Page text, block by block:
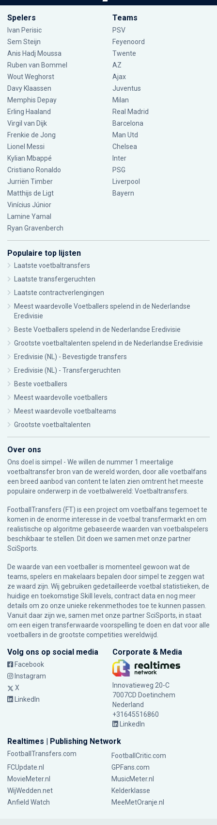
Spelers
Ivan Perisic
Sem Steijn
Anis Hadj Moussa
Ruben van Bommel
Wout Weghorst
Davy Klaassen
Memphis Depay
Erling Haaland
Virgil van Dijk
Frenkie de Jong
Lionel Messi
Kylian Mbappé
Cristiano Ronaldo
Jurriën Timber
Matthijs de Ligt
Vinícius Júnior
Lamine Yamal
Ryan Gravenberch
Teams
PSV
Feyenoord
Twente
AZ
Ajax
Juventus
Milan
Real Madrid
Barcelona
Man Utd
Chelsea
Inter
PSG
Liverpool
Bayern
Populaire top lijsten
Laatste voetbaltransfers
Laatste transfergeruchten
Laatste contractverlengingen
Meest waardevolle Voetballers spelend in de Nederlandse
Eredivisie
Beste Voetballers spelend in de Nederlandse Eredivisie
Grootste voetbaltalenten spelend in de Nederlandse Eredivisie
Eredivisie (NL) - Bevestigde transfers
Eredivisie (NL) - Transfergeruchten
Beste voetballers
Meest waardevolle voetballers
Meest waardevolle voetbalteams
Grootste voetbaltalenten
Over ons
Ons doel is simpel - We willen de nummer 1 meertalige
voetbaltransfer bron van de wereld worden, door alle voetbalfans
een breed aanbod van content te laten zien omtrent het meeste
populaire onderwerp in de voetbalwereld: Voetbaltransfers.
FootballTransfers (FT) is een project om voetbalfans tegemoet te
komen in de enorme interesse in de voetbal transfermarkt en om
realistische op algoritme gebaseerde waarden van voetbalspelers
beschikbaar te stellen. Dit doen we samen met onze partner
SciSports
De waarde van een voetballer is momenteel gewoon wat de
teams, spelers en makelaars bepalen door simpel te zeggen wat
ze waard zijn. Wij gebruiken gedetailleerde voetbal statistieken, de
huidige en toekomstige Skill levels, contract data en nog meer
details om zo onze unieke rekenmethodes toe te kunnen passen.
Vanuit daar zijn we, samen met onze partner SciSports, in staat
om een eigen transferwaarde voorspelling te doen en dat voor alle
voetballers in de grootste competities wereldwijd.
Volg ons op social media
Facebook
Instagram
X
LinkedIn
Corporate & Media
Innovatieweg 20-C
7007CD Doetinchem
Nederland
+31645516860
LinkedIn
Realtimes | Publishing Network
FootballTransfers.com
FootballCritic.com
FCUpdate.nl
GPFans.com
MovieMeter.nl
MusicMeter.nl
WijWedden.net
Kelderklasse
Anfield Watch
MeeMetOranje.nl